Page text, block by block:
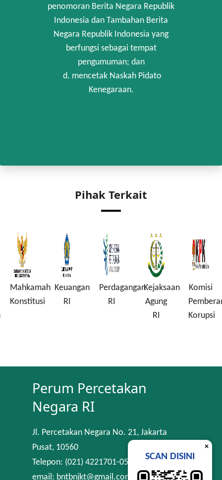
penomoran Berita Negara Republik
Indonesia dan Tambahan Berita
Negara Republik Indonesia yang
berfungsi sebagai tempat
pengumuman; dan
d. mencetak Naskah Pidato
Kenegaraan.
Pihak Terkait
Mahkamah
Konstitusi
Keuangan
RI
Perdagangan
RI
Kejaksaan
Agung
RI
Komisi
Korupsi
Perum Percetakan
Negara RI
Jl. Percetakan Negara No. 21, Jakarta
Pusat, 10560
Telepon: (021) 4221701-05
email: bntbnjkt@gmail.com
×
SCAN DISINI